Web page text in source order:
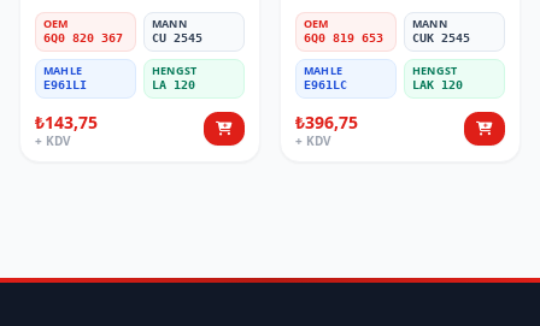
OEM
6Q0 820 367
MANN
CU 2545
MAHLE
E961LI
HENGST
LA 120
₺143,75
+ KDV
OEM
6Q0 819 653
MANN
CUK 2545
MAHLE
E961LC
HENGST
LAK 120
₺396,75
+ KDV